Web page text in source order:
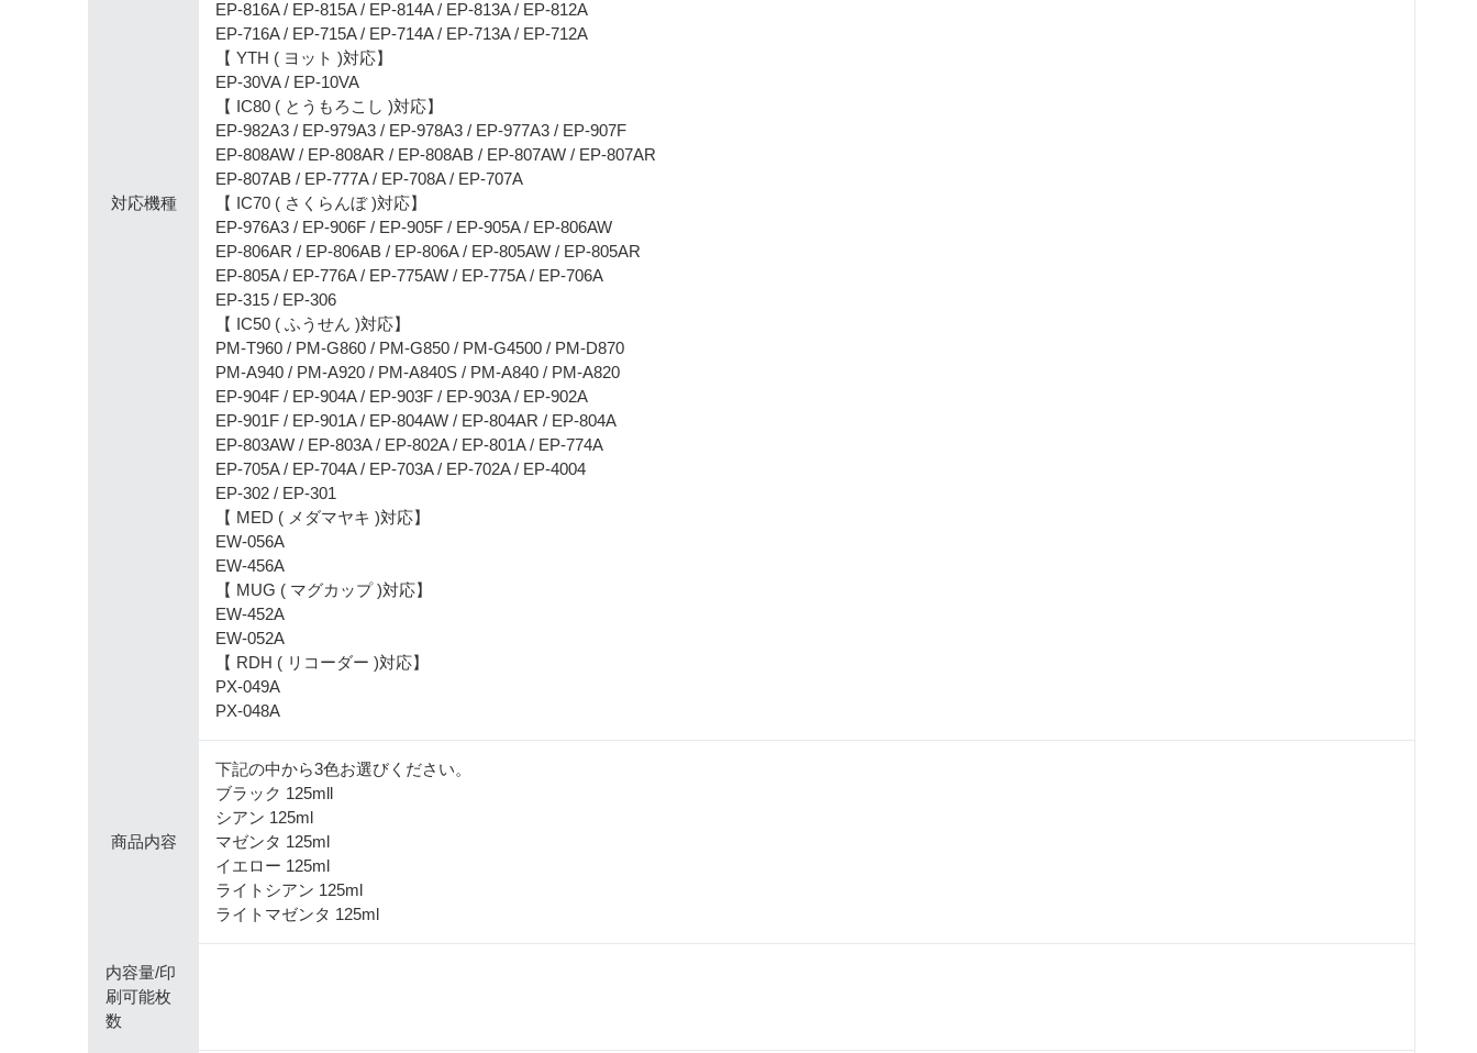
対応機種
EP-816A / EP-815A / EP-814A / EP-813A / EP-812A
EP-716A / EP-715A / EP-714A / EP-713A / EP-712A
【 YTH ( ヨット )対応】
EP-30VA / EP-10VA
【 IC80 ( とうもろこし )対応】
EP-982A3 / EP-979A3 / EP-978A3 / EP-977A3 / EP-907F
EP-808AW / EP-808AR / EP-808AB / EP-807AW / EP-807AR
EP-807AB / EP-777A / EP-708A / EP-707A
【 IC70 ( さくらんぼ )対応】
EP-976A3 / EP-906F / EP-905F / EP-905A / EP-806AW
EP-806AR / EP-806AB / EP-806A / EP-805AW / EP-805AR
EP-805A / EP-776A / EP-775AW / EP-775A / EP-706A
EP-315 / EP-306
【 IC50 ( ふうせん )対応】
PM-T960 / PM-G860 / PM-G850 / PM-G4500 / PM-D870
PM-A940 / PM-A920 / PM-A840S / PM-A840 / PM-A820
EP-904F / EP-904A / EP-903F / EP-903A / EP-902A
EP-901F / EP-901A / EP-804AW / EP-804AR / EP-804A
EP-803AW / EP-803A / EP-802A / EP-801A / EP-774A
EP-705A / EP-704A / EP-703A / EP-702A / EP-4004
EP-302 / EP-301
【 MED ( メダマヤキ )対応】
EW-056A
EW-456A
【 MUG ( マグカップ )対応】
EW-452A
EW-052A
【 RDH ( リコーダー )対応】
PX-049A
PX-048A
商品内容
下記の中から3色お選びください。
ブラック 125mll
シアン 125ml
マゼンタ 125ml
イエロー 125ml
ライトシアン 125ml
ライトマゼンタ 125ml
内容量/印
刷可能枚
数